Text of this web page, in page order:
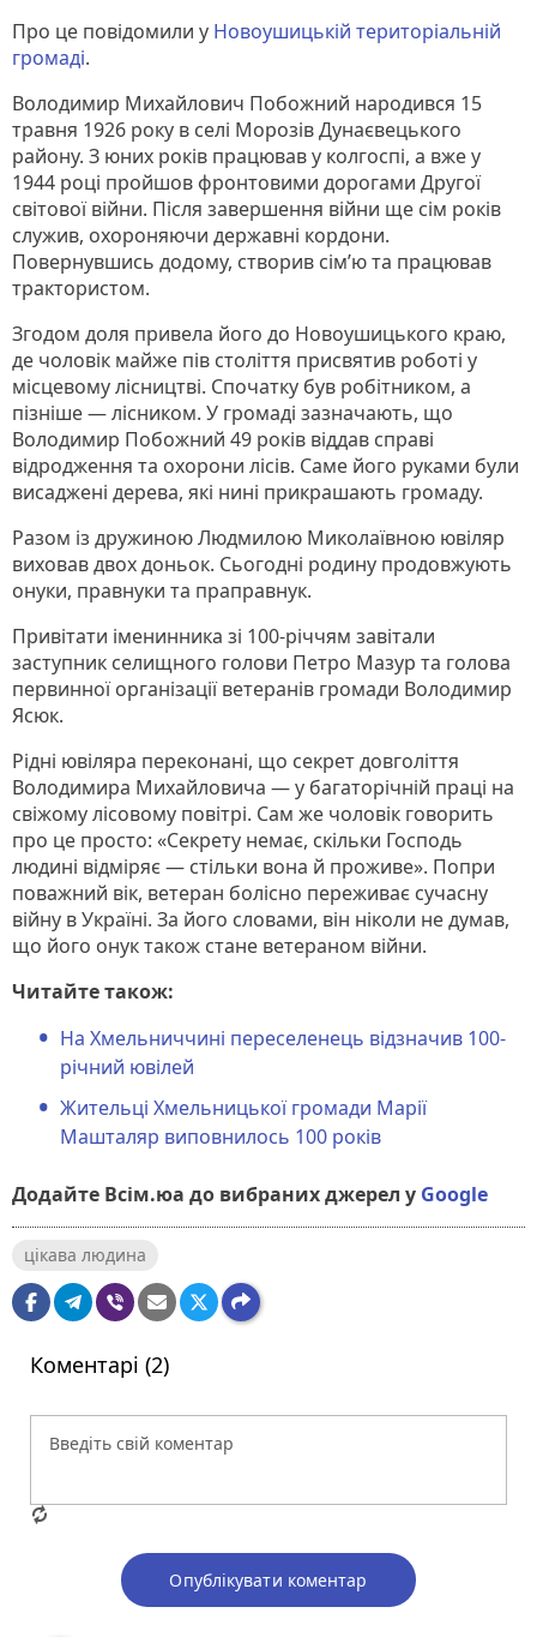
Про це повідомили у Новоушицькій територіальній
громаді.
Володимир Михайлович Побожний народився 15
травня 1926 року в селі Морозів Дунаєвецького
району. З юних років працював у колгоспі, а вже у
1944 році пройшов фронтовими дорогами Другої
світової війни. Після завершення війни ще сім років
служив, охороняючи державні кордони.
Повернувшись додому, створив сім’ю та працював
трактористом.
Згодом доля привела його до Новоушицького краю,
де чоловік майже пів століття присвятив роботі у
місцевому лісництві. Спочатку був робітником, а
пізніше — лісником. У громаді зазначають, що
Володимир Побожний 49 років віддав справі
відродження та охорони лісів. Саме його руками були
висаджені дерева, які нині прикрашають громаду.
Разом із дружиною Людмилою Миколаївною ювіляр
виховав двох доньок. Сьогодні родину продовжують
онуки, правнуки та праправнук.
Привітати іменинника зі 100-річчям завітали
заступник селищного голови Петро Мазур та голова
первинної організації ветеранів громади Володимир
Ясюк.
Рідні ювіляра переконані, що секрет довголіття
Володимира Михайловича — у багаторічній праці на
свіжому лісовому повітрі. Сам же чоловік говорить
про це просто: «Секрету немає, скільки Господь
людині відміряє — стільки вона й проживе». Попри
поважний вік, ветеран болісно переживає сучасну
війну в Україні. За його словами, він ніколи не думав,
що його онук також стане ветераном війни.
Читайте також:
На Хмельниччині переселенець відзначив 100-
річний ювілей
Жительці Хмельницької громади Марії
Машталяр виповнилось 100 років
Додайте Всім.юа до вибраних джерел у Google
цікава людина
Коментарі (2)
Опублікувати коментар